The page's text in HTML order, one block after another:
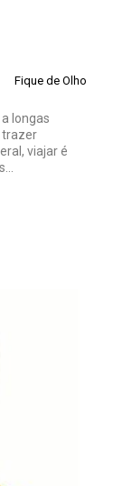
Fique de Olho
longas
trazer
viajar é